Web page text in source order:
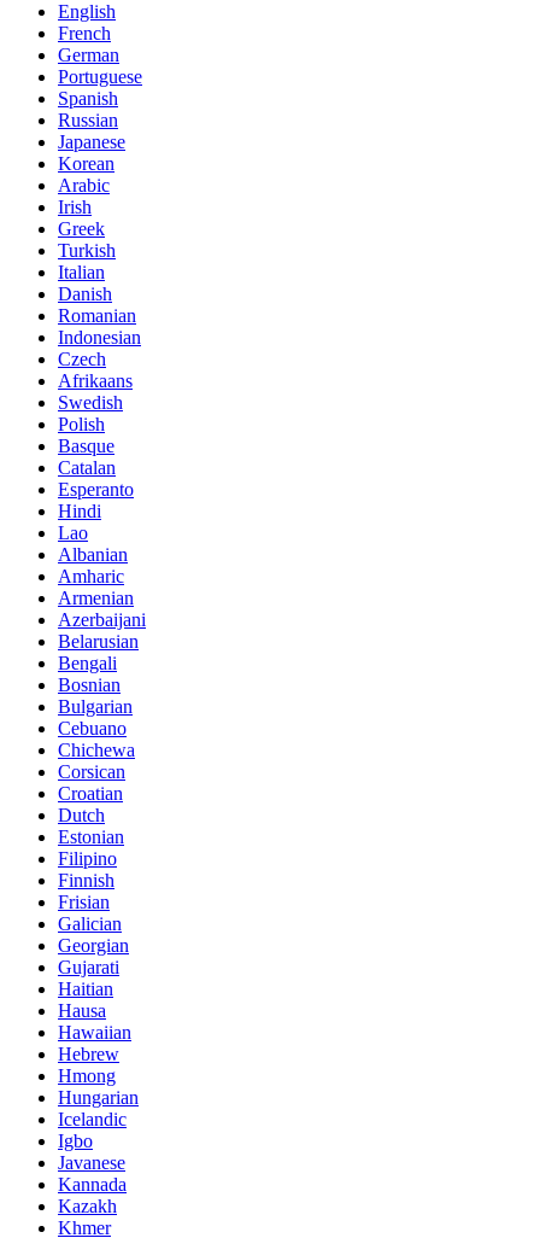
English
French
German
Portuguese
Spanish
Russian
Japanese
Korean
Arabic
Irish
Greek
Turkish
Italian
Danish
Romanian
Indonesian
Czech
Afrikaans
Swedish
Polish
Basque
Catalan
Esperanto
Hindi
Lao
Albanian
Amharic
Armenian
Azerbaijani
Belarusian
Bengali
Bosnian
Bulgarian
Cebuano
Chichewa
Corsican
Croatian
Dutch
Estonian
Filipino
Finnish
Frisian
Galician
Georgian
Gujarati
Haitian
Hausa
Hawaiian
Hebrew
Hmong
Hungarian
Icelandic
Igbo
Javanese
Kannada
Kazakh
Khmer